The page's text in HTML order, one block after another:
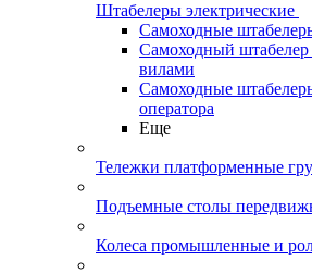
Штабелеры электрические
Самоходные
Самоходный штабелер
вилами
Самоходные
оператора
Еще
Тележки платформенные
Подъемные столы
Колеса промышленные и